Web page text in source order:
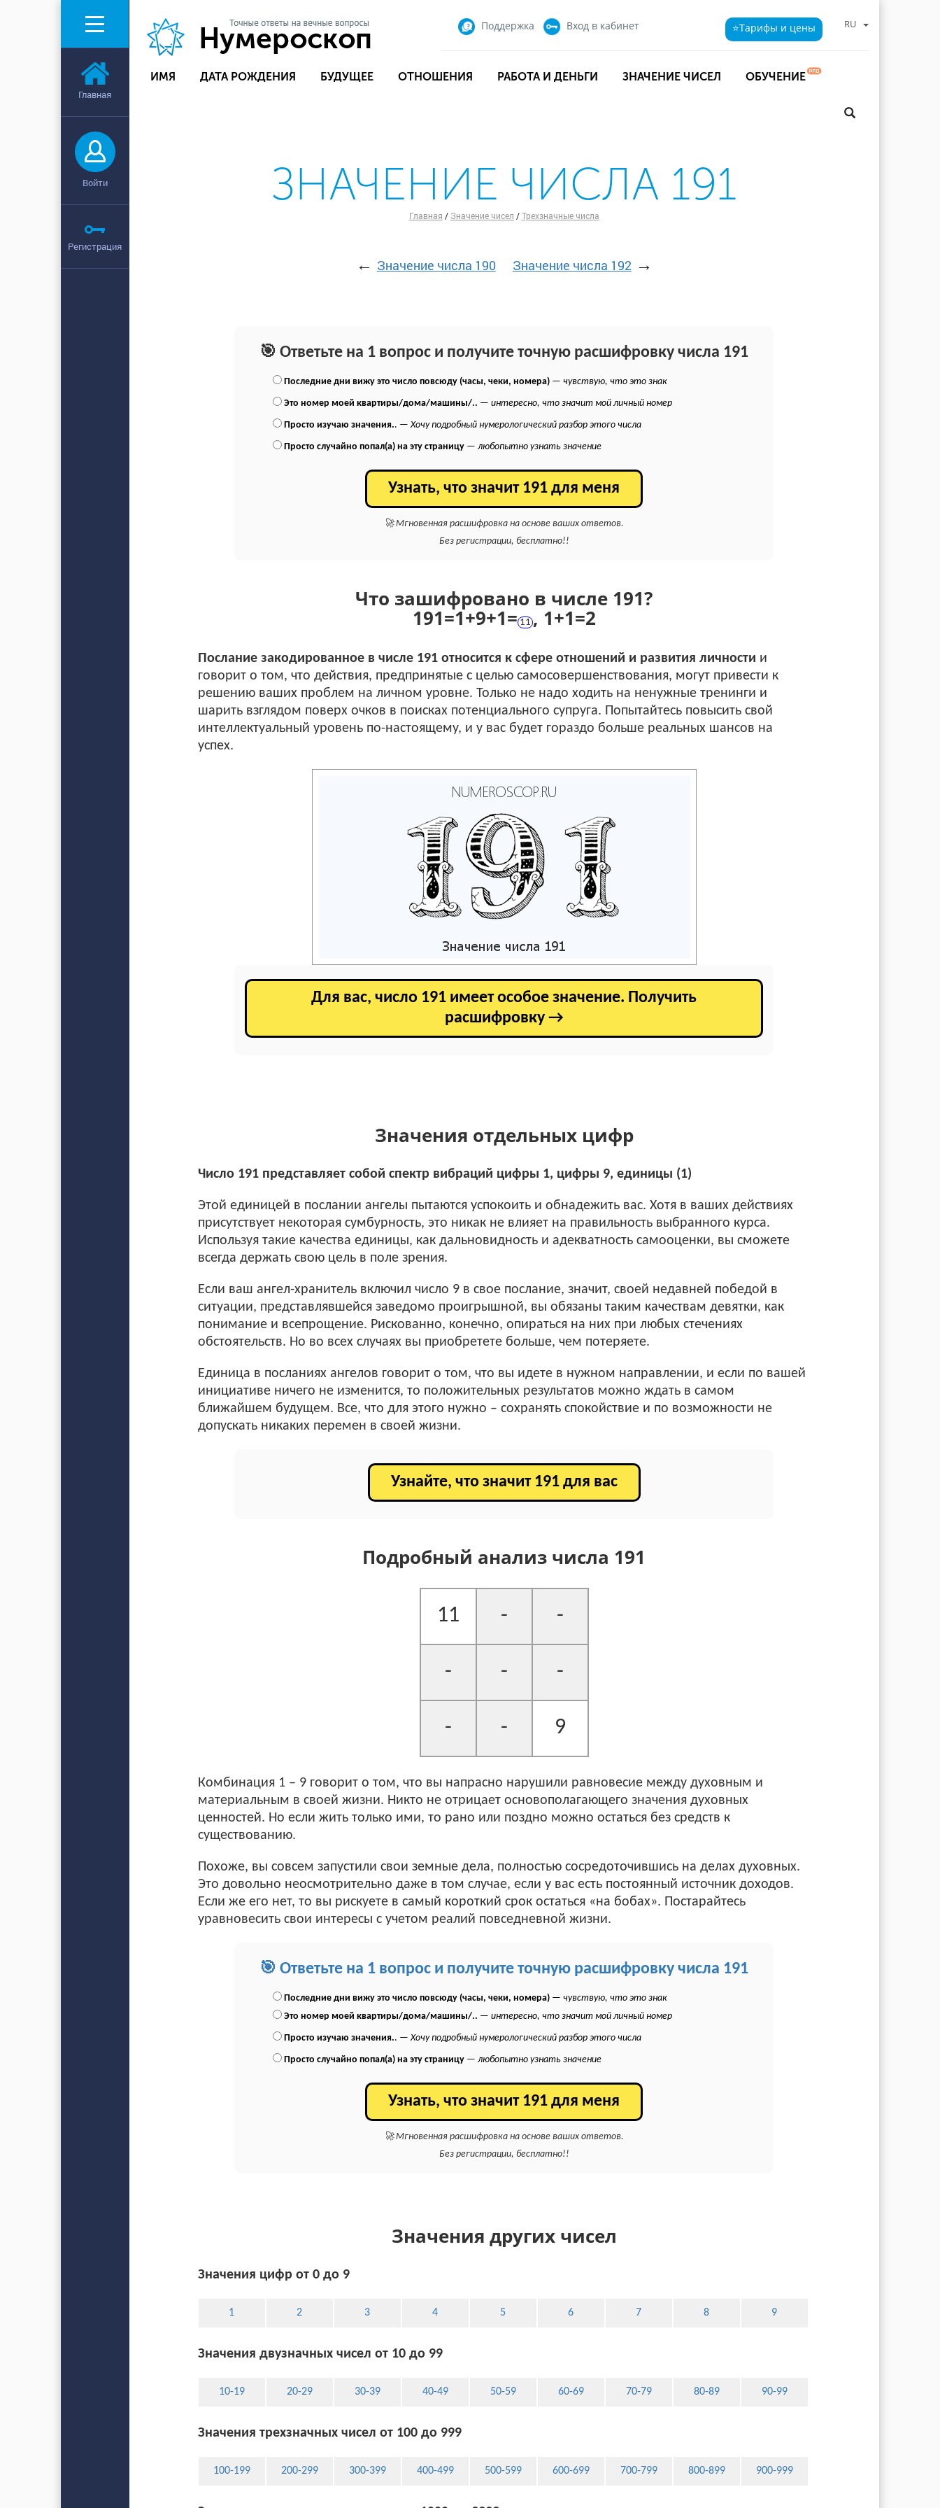
Главная
Войти
Регистрация
Поддержка Вход в кабинет ⭐Тарифы и цены RU
ИМЯ ДАТА РОЖДЕНИЯ БУДУЩЕЕ ОТНОШЕНИЯ РАБОТА И ДЕНЬГИ ЗНАЧЕНИЕ ЧИСЕЛ ОБУЧЕНИЕ
ЗНАЧЕНИЕ ЧИСЛА 191
Главная / Значение чисел /Трехзначные числа
← Значение числа 190 Значение числа 192→
🎯 Ответьте на 1 вопрос и получите точную расшифровку числа 191
Последние дни вижу это число повсюду (часы, чеки, номера) —чувствую, что это знак
Это номер моей квартиры/дома/машины/.. —интересно, что значит мой личный номер
Просто изучаю значения.. —Хочу подробный нумерологический разбор этого числа
Просто случайно попал(а) на эту страницу —любопытно узнать значение
Узнать, что значит 191 для меня
🚀 Мгновенная расшифровка на основе ваших ответов.
Без регистрации, бесплатно!!
Что зашифровано в числе 191?
191=1+9+1= 11 , 1+1=2
Послание закодированное в числе 191 относится к сфере отношений и развития личности и
говорит о том, что действия, предпринятые с целью самосовершенствования, могут привести к
решению ваших проблем на личном уровне. Только не надо ходить на ненужные тренинги и
шарить взглядом поверх очков в поисках потенциального супруга. Попытайтесь повысить свой
интеллектуальный уровень по-настоящему, и у вас будет гораздо больше реальных шансов на
успех.
Для вас, число 191 имеет особое значение. Получить
расшифровку →
Значения отдельных цифр
Число 191 представляет собой спектр вибраций цифры 1, цифры 9, единицы (1)
Этой единицей в послании ангелы пытаются успокоить и обнадежить вас. Хотя в ваших действиях
присутствует некоторая сумбурность, это никак не влияет на правильность выбранного курса.
Используя такие качества единицы, как дальновидность и адекватность самооценки, вы сможете
всегда держать свою цель в поле зрения.
Если ваш ангел-хранитель включил число 9 в свое послание, значит, своей недавней победой в
ситуации, представлявшейся заведомо проигрышной, вы обязаны таким качествам девятки, как
понимание и всепрощение. Рискованно, конечно, опираться на них при любых стечениях
обстоятельств. Но во всех случаях вы приобретете больше, чем потеряете.
Единица в посланиях ангелов говорит о том, что вы идете в нужном направлении, и если по вашей
инициативе ничего не изменится, то положительных результатов можно ждать в самом
ближайшем будущем. Все, что для этого нужно – сохранять спокойствие и по возможности не
допускать никаких перемен в своей жизни.
Узнайте, что значит 191 для вас
Подробный анализ числа 191
11 - -
- - -
- - 9
Комбинация 1 – 9 говорит о том, что вы напрасно нарушили равновесие между духовным и
материальным в своей жизни. Никто не отрицает основополагающего значения духовных
ценностей. Но если жить только ими, то рано или поздно можно остаться без средств к
существованию.
Похоже, вы совсем запустили свои земные дела, полностью сосредоточившись на делах духовных.
Это довольно неосмотрительно даже в том случае, если у вас есть постоянный источник доходов.
Если же его нет, то вы рискуете в самый короткий срок остаться «на бобах». Постарайтесь
уравновесить свои интересы с учетом реалий повседневной жизни.
🎯 Ответьте на 1 вопрос и получите точную расшифровку числа 191
Последние дни вижу это число повсюду (часы, чеки, номера) —чувствую, что это знак
Это номер моей квартиры/дома/машины/.. —интересно, что значит мой личный номер
Просто изучаю значения.. —Хочу подробный нумерологический разбор этого числа
Просто случайно попал(а) на эту страницу —любопытно узнать значение
Узнать, что значит 191 для меня
🚀 Мгновенная расшифровка на основе ваших ответов.
Без регистрации, бесплатно!!
Значения других чисел
Значения цифр от 0 до 9
1 2 3 4 5 6 7 8 9
Значения двузначных чисел от 10 до 99
10-19 20-29 30-39 40-49 50-59 60-69 70-79 80-89 90-99
Значения трехзначных чисел от 100 до 999
100-199 200-299 300-399 400-499 500-599 600-699 700-799 800-899 900-999